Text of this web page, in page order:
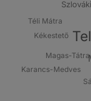
Magas-Tátra
Kékestető
Téli Mátra
Karancs-Medves